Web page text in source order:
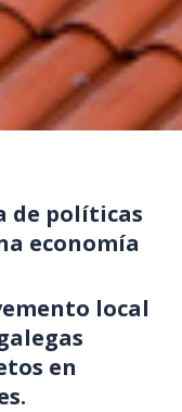
de políticas
economía
local
en